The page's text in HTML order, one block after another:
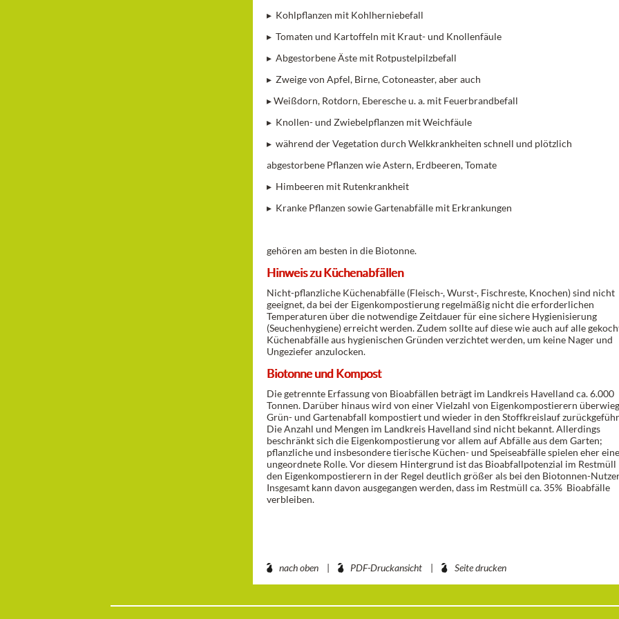
▸ Kohlpflanzen mit Kohlherniebefall
▸ Tomaten und Kartoffeln mit Kraut- und Knollenfäule
▸ Abgestorbene Äste mit Rotpustelpilzbefall
▸ Zweige von Apfel, Birne, Cotoneaster, aber auch
▸ Weißdorn, Rotdorn, Eberesche u. a. mit Feuerbrandbefall
▸ Knollen- und Zwiebelpflanzen mit Weichfäule
▸ während der Vegetation durch Welkkrankheiten schnell und plötzlich
abgestorbene Pflanzen wie Astern, Erdbeeren, Tomate
▸ Himbeeren mit Rutenkrankheit
▸ Kranke Pflanzen sowie Gartenabfälle mit Erkrankungen
gehören am besten in die Biotonne.
Hinweis zu Küchenabfällen
Nicht-pflanzliche Küchenabfälle (Fleisch-, Wurst-, Fischreste, Knochen) sind nicht
geeignet, da bei der Eigenkompostierung regelmäßig nicht die erforderlichen
Temperaturen über die notwendige Zeitdauer für eine sichere Hygienisierung
(Seuchenhygiene) erreicht werden. Zudem sollte auf diese wie auch auf alle
Küchenabfälle aus hygienischen Gründen verzichtet werden, um keine Nager und
Ungeziefer anzulocken.
Biotonne und Kompost
Die getrennte Erfassung von Bioabfällen beträgt im Landkreis Havelland ca. 6.000
Tonnen. Darüber hinaus wird von einer Vielzahl von Eigenkompostierern
Grün- und Gartenabfall kompostiert und wieder in den Stoffkreislauf
Die Anzahl und Mengen im Landkreis Havelland sind nicht bekannt. Allerdings
beschränkt sich die Eigenkompostierung vor allem auf Abfälle aus dem Garten;
pflanzliche und insbesondere tierische Küchen- und Speiseabfälle spielen eher eine
ungeordnete Rolle. Vor diesem Hintergrund ist das Bioabfallpotenzial im Restmüll
den Eigenkompostierern in der Regel deutlich größer als bei den Biotonnen-
Insgesamt kann davon ausgegangen werden, dass im Restmüll ca. 35% Bioabfälle
verbleiben.
nach oben PDF-Druckansicht Seite drucken